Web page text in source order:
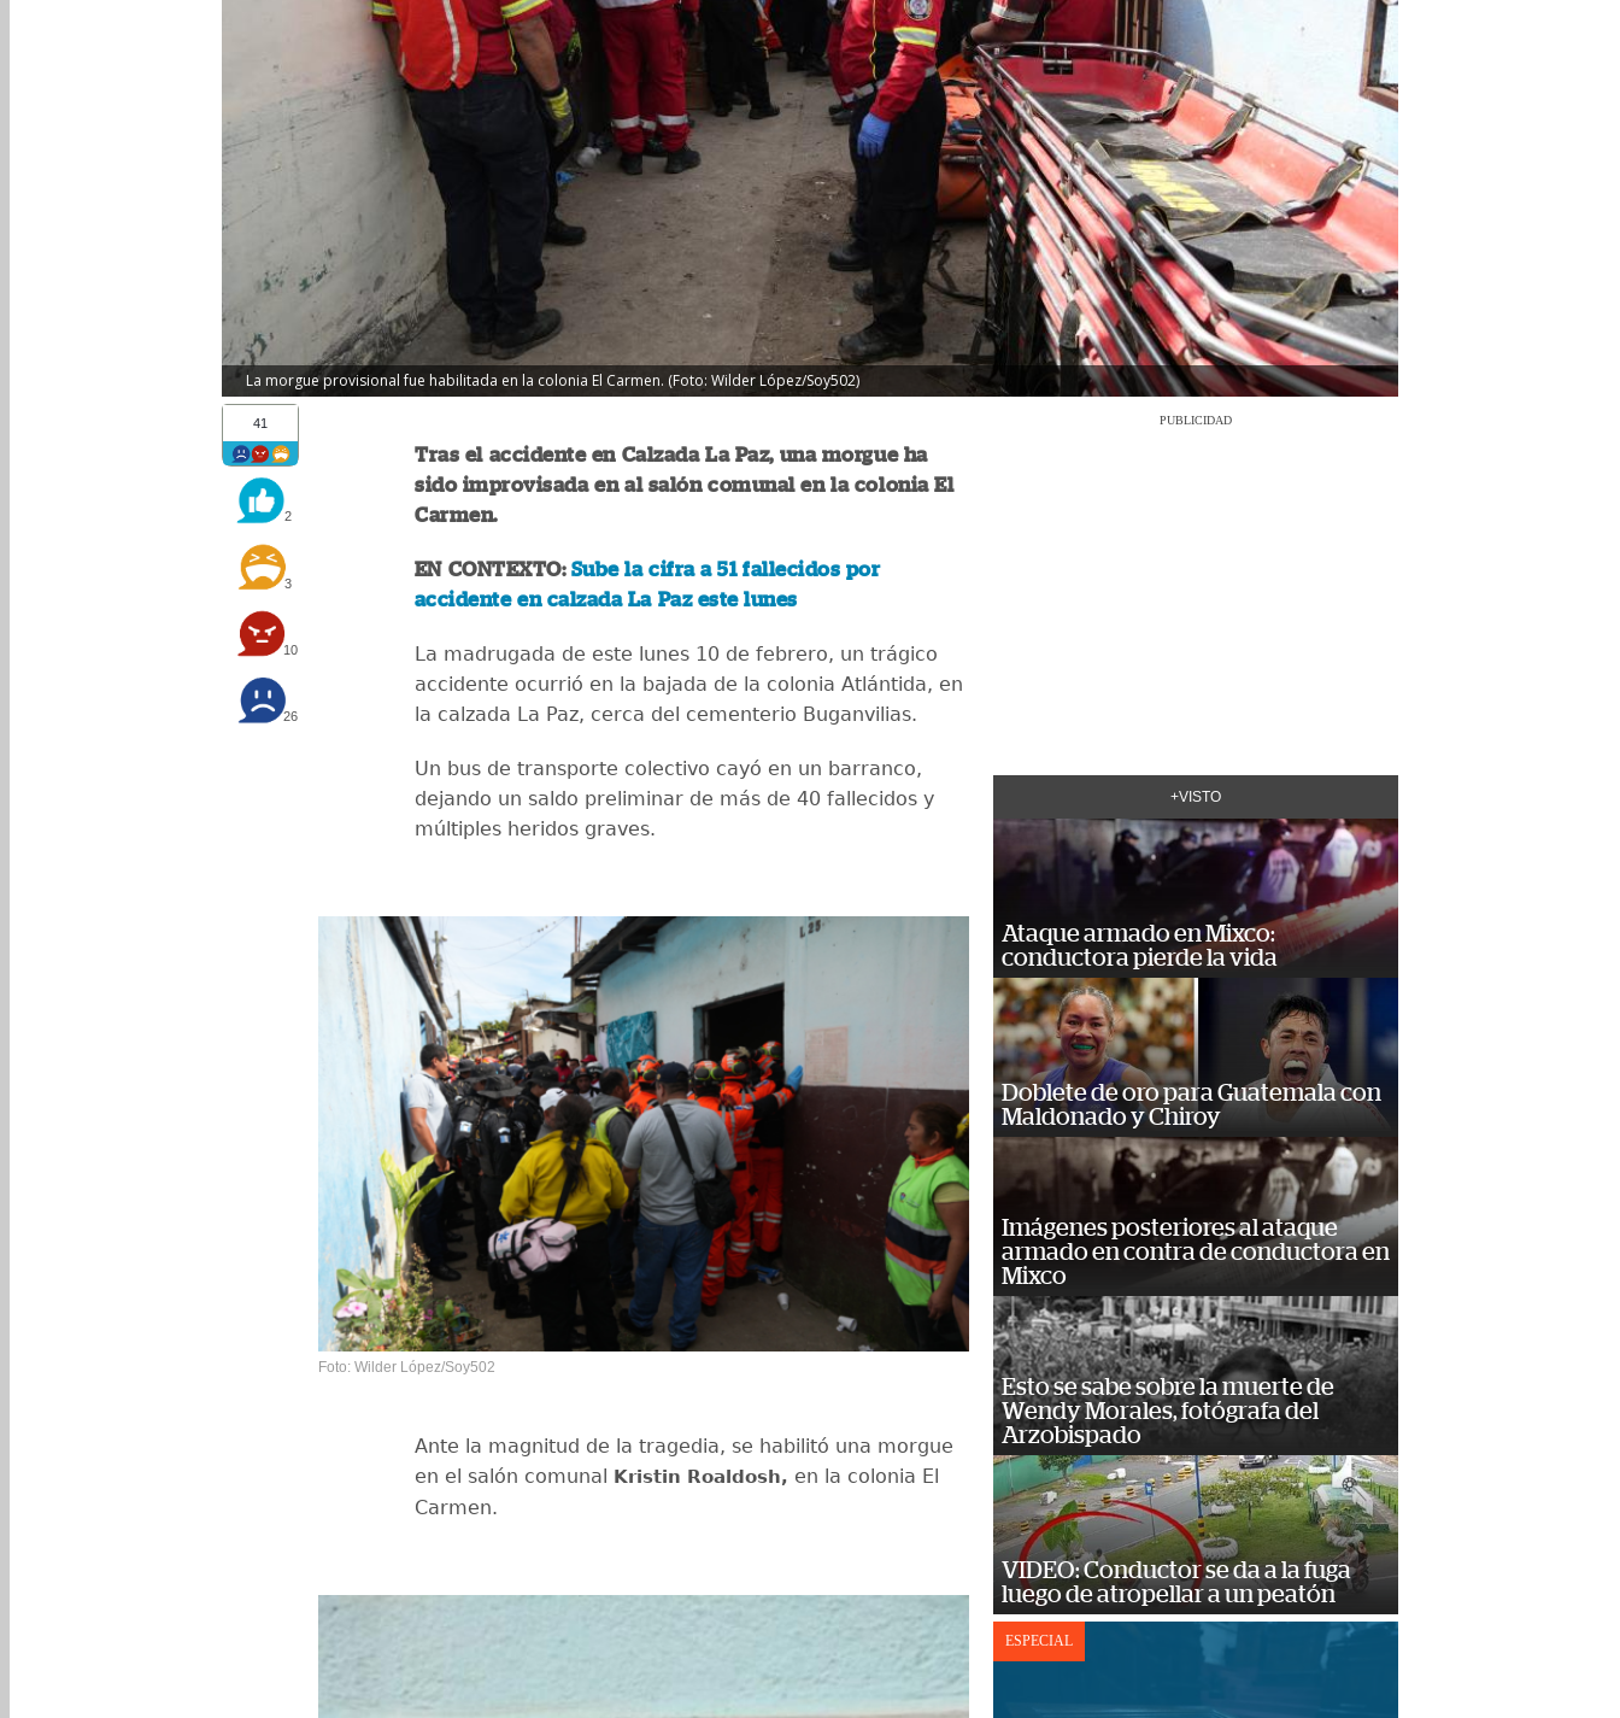
La morgue provisional fue habilitada en la colonia El Carmen. (Foto: Wilder López/Soy502)
41
2
3
10
26
Tras el accidente en Calzada La Paz, una morgue ha
sido improvisada en al salón comunal en la colonia El
Carmen.
EN CONTEXTO:Sube la cifra a 51 fallecidos por
accidente en calzada La Paz este lunes
La madrugada de este lunes 10 de febrero, un trágico
accidente ocurrió en la bajada de la colonia Atlántida, en
la calzada La Paz, cerca del cementerio Buganvilias.
Un bus de transporte colectivo cayó en un barranco,
dejando un saldo preliminar de más de 40 fallecidos y
múltiples heridos graves.
Foto: Wilder López/Soy502
Ante la magnitud de la tragedia, se habilitó una morgue
en el salón comunal Kristin Roaldosh, en la colonia El
Carmen.
PUBLICIDAD
+VISTO
Ataque armado en Mixco:
conductora pierde la vida
Doblete de oro para Guatemala con
Maldonado y Chiroy
Imágenes posteriores al ataque
armado en contra de conductora en
Mixco
Esto se sabe sobre la muerte de
Wendy Morales, fotógrafa del
Arzobispado
VIDEO: Conductor se da a la fuga
luego de atropellar a un peatón
ESPECIAL